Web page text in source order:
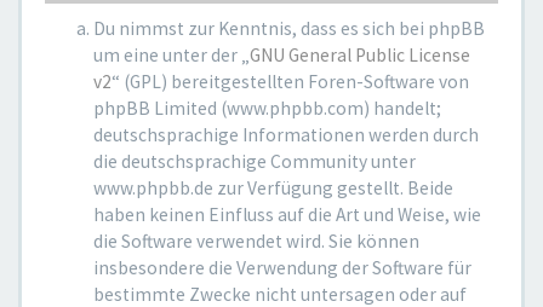
Du nimmst zur Kenntnis, dass es sich bei phpBB
um eine unter der „GNU General Public License
v2“ (GPL) bereitgestellten Foren-Software von
phpBB Limited (www.phpbb.com) handelt;
deutschsprachige Informationen werden durch
die deutschsprachige Community unter
www.phpbb.de zur Verfügung gestellt. Beide
haben keinen Einfluss auf die Art und Weise, wie
die Software verwendet wird. Sie können
insbesondere die Verwendung der Software für
bestimmte Zwecke nicht untersagen oder auf